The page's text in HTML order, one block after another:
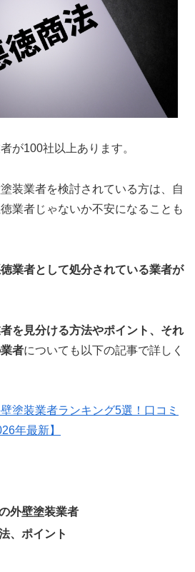
が100社以上あります。
装業者を検討されている方は、自
業者じゃないか不安になることも
業者として処分されている業者が
を見分ける方法やポイント、それ
者についても以下の記事で詳しく
塗装業者ランキング5選！口コミ
年最新】
外壁塗装業者
、ポイント